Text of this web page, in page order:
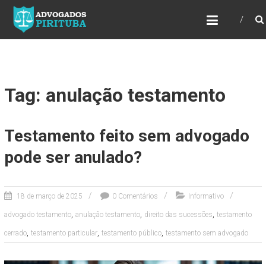
ADVOGADOS PIRITUBA
Precisando de advogado? Entre em contato!
Fazemos toda a assessoria que você
Tag: anulação testamento
Testamento feito sem advogado
pode ser anulado?
18 de março de 2025 0 Comentários Informativo
advogado testamento, anulação testamento, direito das sucessões, testamento
cerrado, testamento particular, testamento público, testamento sem advogado